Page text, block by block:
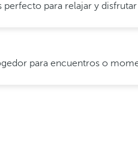
perfecto para relajar y
para encuentros o